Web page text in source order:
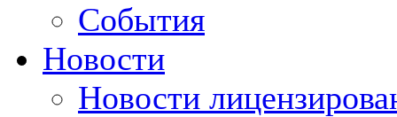
События
Новости
Новости